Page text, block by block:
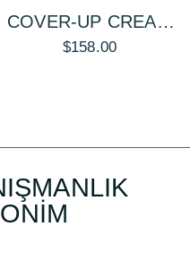
COVER-UP CREAM
FOUNDATION
$158.00